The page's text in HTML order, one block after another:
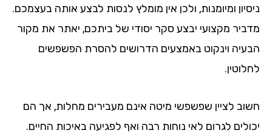
ניסיון ומיומנות, ולכן אין מומלץ לנסות לבצע אותה בעצמכם.
מדביר מקצועי יבצע סקר יסודי של ביתכם, יאתר את מקור
הבעיה וינקוט באמצעים הדרושים להסרת הפשפשים
לחלוטין.
חשוב לציין שפשפשי מיטה אינם מעבירים מחלות, אך הם
יכולים לגרום לאי נוחות רבה ואף לפגיעה באיכות החיים.